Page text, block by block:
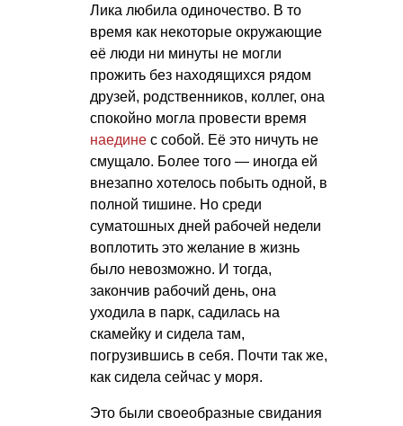
Лика любила одиночество. В то
время как некоторые окружающие
её люди ни минуты не могли
прожить без находящихся рядом
друзей, родственников, коллег, она
спокойно могла провести время
наедине с собой. Её это ничуть не
смущало. Более того — иногда ей
внезапно хотелось побыть одной, в
полной тишине. Но среди
суматошных дней рабочей недели
воплотить это желание в жизнь
было невозможно. И тогда,
закончив рабочий день, она
уходила в парк, садилась на
скамейку и сидела там,
погрузившись в себя. Почти так же,
как сидела сейчас у моря.
Это были своеобразные свидания